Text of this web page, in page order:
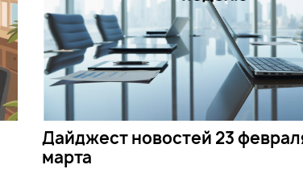
Дайджест новостей 23
марта